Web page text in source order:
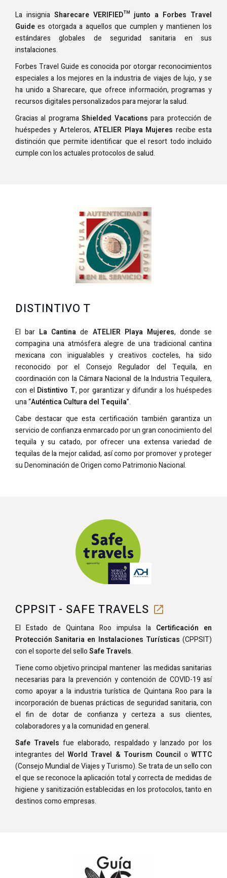
La insignia Sharecare VERIFIED™ junto a Forbes Travel
Guidees otorgada a aquellos que cumplen y mantienen los
estándares globales de seguridad sanitaria en sus
instalaciones.
Forbes Travel Guide es conocida por otorgar reconocimientos
especiales a los mejores en la industria de viajes de lujo, y se
ha unido a Sharecare, que ofrece información, programas y
recursos digitales personalizados para mejorar la salud.
Gracias al programaShielded Vacations para protección de
huéspedes y Arteleros,ATELIER Playa Mujeres recibe esta
distinción que permite identificar que el resort todo incluido
cumple con los actuales protocolos de salud.
DISTINTIVO T
El bar La Cantinade ATELIER Playa Mujeres, donde se
compagina una atmósfera alegre de una tradicional cantina
mexicana con inigualables y creativos cocteles, ha sido
reconocido por el Consejo Regulador del Tequila, en
coordinación con la Cámara Nacional de la Industria Tequilera,
con el Distintivo T, por garantizar y difundir a los huéspedes
una “Auténtica Cultura del Tequila”.
Cabe destacar que esta certificación también garantiza un
servicio de confianza enmarcado por un gran conocimiento del
tequila y su catado, por ofrecer una extensa variedad de
tequilas de la mejor calidad, así como por promover y proteger
su Denominación de Origen como Patrimonio Nacional.
CPPSIT - SAFE TRAVELS
El Estado de Quintana Roo impulsa la Certificación en
Protección Sanitaria en Instalaciones Turísticas (CPPSIT)
con el soporte del selloSafe Travels.
Tiene como objetivo principal mantener las medidas sanitarias
necesarias para la prevención y contención de COVID-19 así
como apoyar a la industria turística de Quintana Roo para la
incorporación de buenas prácticas de seguridad sanitaria, con
el fin de dotar de confianza y certeza a sus clientes,
colaboradores y a la comunidad en general.
Safe Travels fue elaborado, respaldado y lanzado por los
integrantes delWorld Travel & Tourism Council o WTTC
(Consejo Mundial de Viajes y Turismo). Se trata de un sello con
el que se reconoce la aplicación total y correcta de medidas de
higiene y sanitización establecidas en los protocolos, tanto en
destinos como empresas.